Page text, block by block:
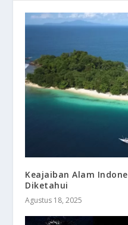
Keajaiban Alam
Diketahui
Agustus 18, 2025